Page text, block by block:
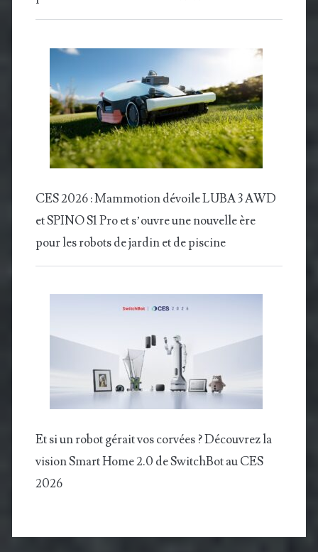
CES 2026 : Mammotion dévoile LUBA 3 AWD
et SPINO S1 Pro et s’ouvre une nouvelle ère
pour les robots de jardin et de piscine
Et si un robot gérait vos corvées ? Découvrez la
vision Smart Home 2.0 de SwitchBot au CES
2026